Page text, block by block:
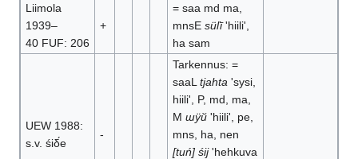
Liimola
1939–
40 FUF: 206
+
= saa md ma,
mnsE süľī'hiili',
ha sam
UEW 1988:
s.v. śiδ́e
-
Tarkennus: =
saaL tjahta 'sysi,
hiili', P, md, ma,
M шÿй'hiili', pe,
mns, ha, nen
[tuń] śij'hehkuva